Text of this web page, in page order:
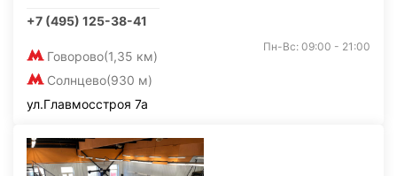
+7 (495) 125-38-41
Говорово(1,35 км)
Солнцево(930 м)
Пн-Вс: 09:00 - 21:00
ул.Главмосстроя 7а